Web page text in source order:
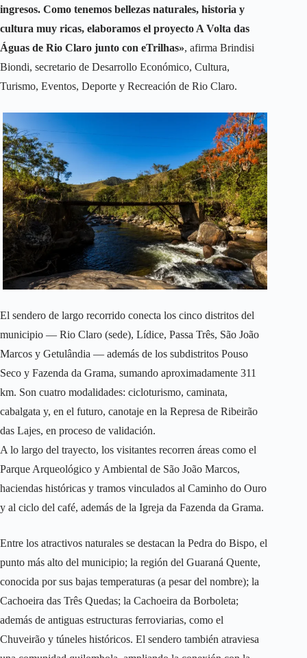
ingresos. Como tenemos bellezas naturales, historia y
cultura muy ricas, elaboramos el proyecto A Volta das
Águas de Rio Claro junto con eTrilhas», afirma Brindisi
Biondi, secretario de Desarrollo Económico, Cultura,
Turismo, Eventos, Deporte y Recreación de Rio Claro.
El sendero de largo recorrido conecta los cinco distritos del
municipio — Rio Claro (sede), Lídice, Passa Três, São João
Marcos y Getulândia — además de los subdistritos Pouso
Seco y Fazenda da Grama, sumando aproximadamente 311
km. Son cuatro modalidades: cicloturismo, caminata,
cabalgata y, en el futuro, canotaje en la Represa de Ribeirão
das Lajes, en proceso de validación.
A lo largo del trayecto, los visitantes recorren áreas como el
Parque Arqueológico y Ambiental de São João Marcos,
haciendas históricas y tramos vinculados al Caminho do Ouro
y al ciclo del café, además de la Igreja da Fazenda da Grama.
Entre los atractivos naturales se destacan la Pedra do Bispo, el
punto más alto del municipio; la región del Guaraná Quente,
conocida por sus bajas temperaturas (a pesar del nombre); la
Cachoeira das Três Quedas; la Cachoeira da Borboleta;
además de antiguas estructuras ferroviarias, como el
Chuveirão y túneles históricos. El sendero también atraviesa